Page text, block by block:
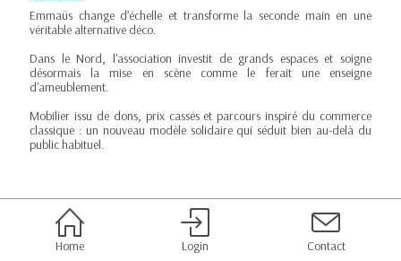
Emmaüs change d’échelle et transforme la seconde main en une
véritable alternative déco.
Dans le Nord, l'association investit de grands espaces et soigne
désormais la mise en scène comme le ferait une enseigne
d'ameublement.
Mobilier issu de dons, prix cassés et parcours inspiré du commerce
classique : un nouveau modèle solidaire qui séduit bien au-delà du
public habituel.
Home Login Contact